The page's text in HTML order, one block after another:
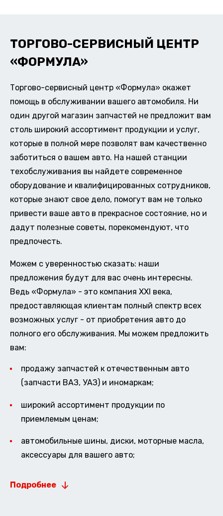
ТОРГОВО-СЕРВИСНЫЙ ЦЕНТР
«ФОРМУЛА»
Торгово-сервисный центр «Формула» окажет
помощь в обслуживании вашего автомобиля. Ни
один другой магазин запчастей не предложит вам
столь широкий ассортимент продукции и услуг,
которые в полной мере позволят вам качественно
заботиться о вашем авто. На нашей станции
техобслуживания вы найдете современное
оборудование и квалифицированных сотрудников,
которые знают свое дело, помогут вам не только
привести ваше авто в прекрасное состояние, но и
дадут полезные советы, порекомендуют, что
предпочесть.
Можем с уверенностью сказать: наши
предложения будут для вас очень интересны.
Ведь «Формула» - это компания XXI века,
предоставляющая клиентам полный спектр всех
возможных услуг - от приобретения авто до
полного его обслуживания. Мы можем предложить
вам:
продажу запчастей к отечественным авто
(запчасти ВАЗ, УАЗ) и иномаркам;
широкий ассортимент продукции по
приемлемым ценам;
автомобильные шины, диски, моторные масла,
аксессуары для вашего авто;
Подробнее